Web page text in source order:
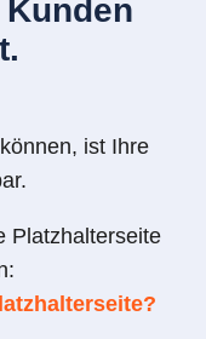
ist Ihre
Platzhalterseite